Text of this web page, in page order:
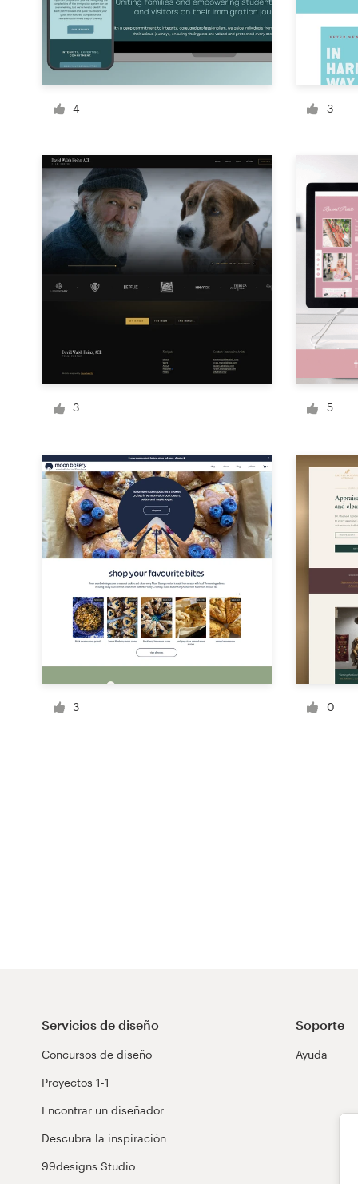
4 3
3 5
3 0
Servicios de diseño
Concursos de diseño
Proyectos 1-1
Encontrar un diseñador
Descubra la inspiración
99designs Studio
Soporte
Ayuda
Obtenga
diseño
Tarjeta de presentación
Diseño de páginas web
Guía de la marca
Explorar todas las categorías
+49 30 568 376 73
Recursos
Precios
Hágase diseñador